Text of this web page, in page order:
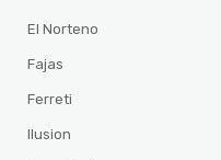
El Norteno
Fajas
Ferreti
Ilusion